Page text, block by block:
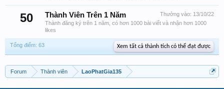
50 Thưởng vào: 13/10/22
Thành Viên Trên 1 Năm
Thành đăng ký trên 1 năm, có hơn 1000 bài viết và nhận hơn 1000
likes
Tổng điểm: 63 Xem tất cả thành tích có thể đạt được
Forum Thành viên LaoPhatGia135